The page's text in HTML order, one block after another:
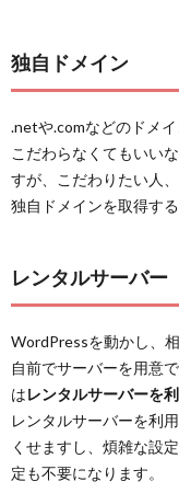
独自ドメイン
.netや.comなどのドメイ
こだわらなくてもいい
すが、こだわりたい人
独自ドメインを取得す
レンタルサーバー
WordPressを動かし、
自前でサーバーを用意
はレンタルサーバーを
レンタルサーバーを利
くせますし、煩雑な設
定も不要になります。